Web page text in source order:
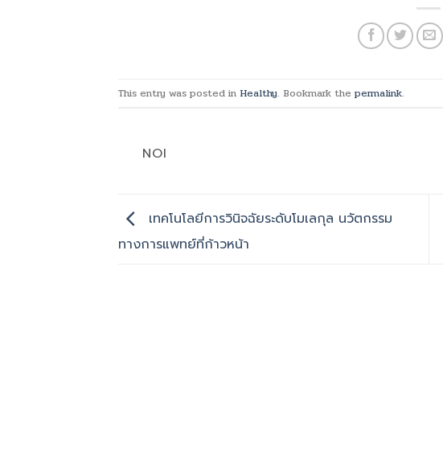
This entry was posted in Healthy. Bookmark the permalink.
NOI
เทคโนโลยีการวินิจฉัยระดับโมเลกุล นวัตกรรม
ทางการแพทย์ที่ก้าวหน้า